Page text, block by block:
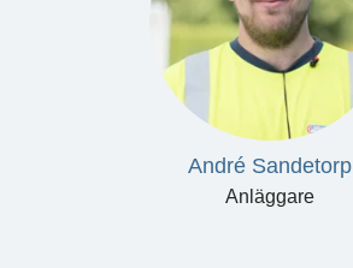
André Sandetorp
Anläggare